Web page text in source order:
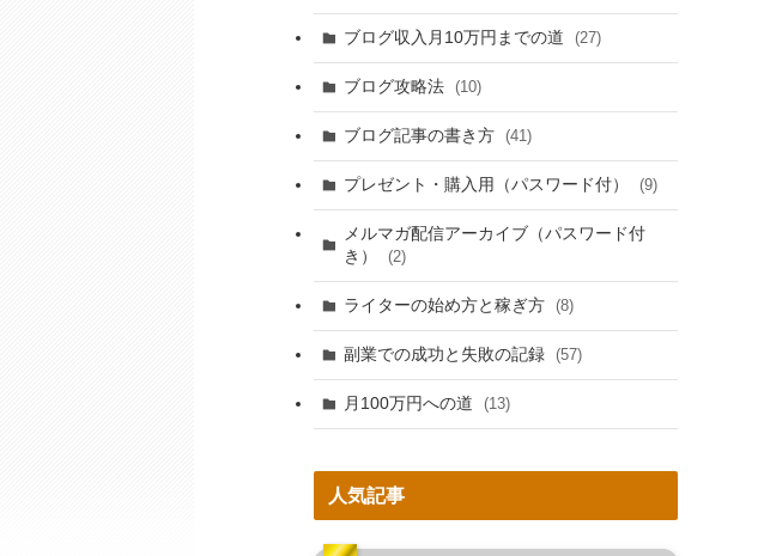
ブログ収入月10万円までの道 (27)
ブログ攻略法 (10)
ブログ記事の書き方 (41)
プレゼント・購入用（パスワード付） (9)
メルマガ配信アーカイブ（パスワード付
き）
(2)
ライターの始め方と稼ぎ方 (8)
副業での成功と失敗の記録 (57)
月100万円への道 (13)
人気記事